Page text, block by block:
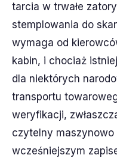
tarcia w trwałe
stemplowania do
wymaga od
kabin, i chociaż
dla niektórych
transportu
weryfikacji,
czytelny maszynowo
wcześniejszym